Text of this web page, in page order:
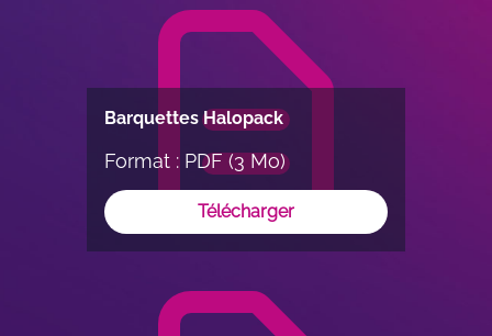
Barquettes Halopack
Format : PDF (3 Mo)
Télécharger